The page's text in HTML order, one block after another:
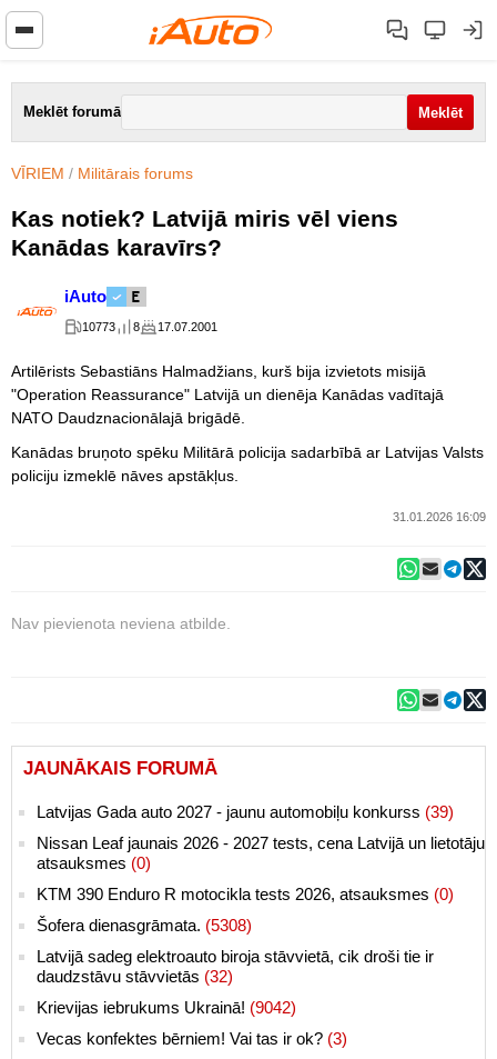
Meklēt forumā
VĪRIEM / Militārais forums
Kas notiek? Latvijā miris vēl viens
Kanādas karavīrs?
iAuto
10773 8 17.07.2001
Artilērists Sebastiāns Halmadžians, kurš bija izvietots misijā
"Operation Reassurance" Latvijā un dienēja Kanādas vadītajā
NATO Daudznacionālajā brigādē.
Kanādas bruņoto spēku Militārā policija sadarbībā ar Latvijas Valsts
policiju izmeklē nāves apstākļus.
31.01.2026 16:09
Nav pievienota neviena atbilde.
JAUNĀKAIS FORUMĀ
Latvijas Gada auto 2027 - jaunu automobiļu konkurss (39)
Nissan Leaf jaunais 2026 - 2027 tests, cena Latvijā un lietotāju
atsauksmes (0)
KTM 390 Enduro R motocikla tests 2026, atsauksmes (0)
Šofera dienasgrāmata. (5308)
Latvijā sadeg elektroauto biroja stāvvietā, cik droši tie ir
daudzstāvu stāvvietās (32)
Krievijas iebrukums Ukrainā! (9042)
Vecas konfektes bērniem! Vai tas ir ok? (3)